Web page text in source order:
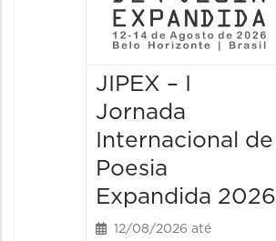
JIPEX – I
Jornada
Internacional de
Poesia
Expandida 2026
12/08/2026 até